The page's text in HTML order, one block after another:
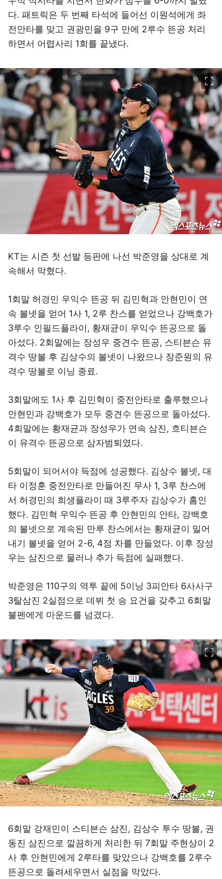
다. 패트릭은 두 번째 타석에 들어선 이원석에게 좌
전안타를 맞고 권광민을 9구 만에 2루수 뜬공 처리
하면서 어렵사리 1회를 끝냈다.
KT는 시즌 첫 선발 등판에 나선 박준영을 상대로 계
속해서 막혔다.
1회말 허경민 우익수 뜬공 뒤 김민혁과 안현민이 연
속 볼넷을 얻어 1사 1, 2루 찬스를 얻었으나 강백호가
3루수 인필드플라이, 황재균이 우익수 뜬공으로 돌
아섰다. 2회말에는 장성우 중견수 뜬공, 스티븐슨 유
격수 땅볼 후 김상수의 볼넷이 나왔으나 장준원의 유
격수 땅볼로 이닝 종료.
3회말에도 1사 후 김민혁이 중전안타로 출루했으나
안현민과 강백호가 모두 중견수 뜬공으로 돌아섰다.
4회말에는 황재균과 장성우가 연속 삼진, 흐티븐슨
이 유격수 뜬공으로 삼자범퇴였다.
5회말이 되어서야 득점에 성공했다. 김상수 볼넷, 대
타 이정훈 중전안타로 만들어진 무사 1, 3루 찬스에
서 허경민의 희생플라이 때 3루주자 김상수가 홈인
했다. 김민혁 우익수 뜬공 후 안현민의 안타, 강백호
의 볼넷으로 계속된 만루 찬스에서는 황재균이 밀어
내기 볼넷을 얻어 2-6, 4점 차를 만들었다. 이후 장성
우는 삼진으로 물러나 추가 득점에 실패했다.
박준영은 110구의 역투 끝에 5이닝 3피안타 6사사구
3탈삼진 2실점으로 데뷔 첫 승 요건을 갖추고 6회말
불펜에게 마운드를 넘겼다.
6회말 강재민이 스티븐슨 삼진, 김상수 투수 땅볼, 권
동진 삼진으로 깔끔하게 처리한 뒤 7회말 주현상이 2
사 후 안현민에게 2루타를 맞았으나 강백호를 2루수
뜬공으로 돌려세우면서 실점을 막았다.